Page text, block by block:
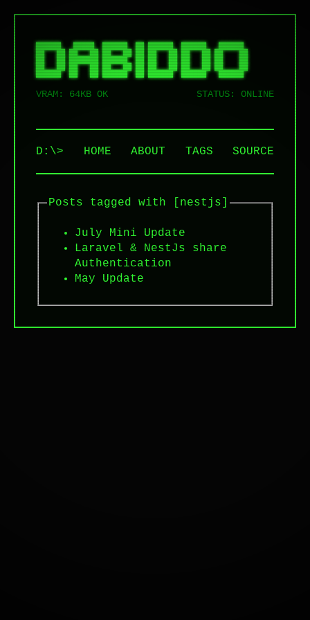
██████   █████  ██████  ██ ██████  ██████   ██████
██   ██ ██   ██ ██   ██ ██ ██   ██ ██   ██ ██    ██
██   ██ ███████ ██████  ██ ██   ██ ██   ██ ██    ██
██   ██ ██   ██ ██   ██ ██ ██   ██ ██   ██ ██    ██
VRAM: 64KB OK STATUS: ONLINE
D:\> HOME ABOUT TAGS SOURCE
Posts tagged with [nestjs]
July Mini Update
Laravel & NestJs share
Authentication
May Update